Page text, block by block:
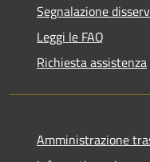
Segnalazione
Leggi le FAQ
Richiesta assistenza
Amministrazione